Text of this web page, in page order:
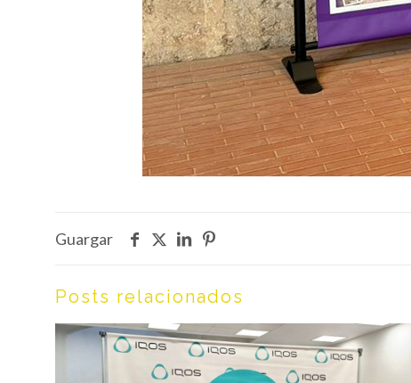
Guargar
Posts relacionados